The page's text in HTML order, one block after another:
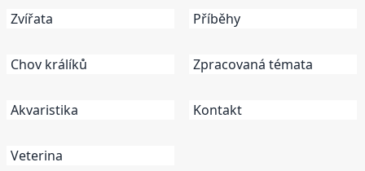
Zvířata
Chov králíků
Akvaristika
Veterina
Příběhy
Zpracovaná témata
Kontakt